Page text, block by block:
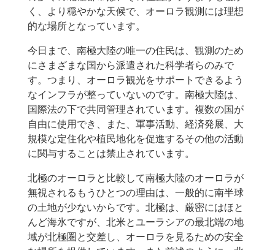
く、より穏やかな天候で、オーロラ観測には理想
的な場所となっています。
今日まで、南極大陸の唯一の住民は、観測のため
にさまざまな国から派遣された科学者らのみで
す。つまり、オーロラ観光をサポートできるよう
なインフラが整っていないのです。南極大陸は、
国際法の下で共同管理されています。複数の国が
自由に使用でき、また、軍事活動、経済発展、大
規模な定住化や植民地化を促進するその他の活動
に関与することは禁止されています。
北極のオーロラと比較して南極大陸のオーロラが
無視されるもうひとつの理由は、一般的に南半球
の土地が少ないからです。北極は、厳密にはほと
んど海氷ですが、北米とユーラシアの最北端の地
域が北極圏と交差し、オーロラを見るための安全